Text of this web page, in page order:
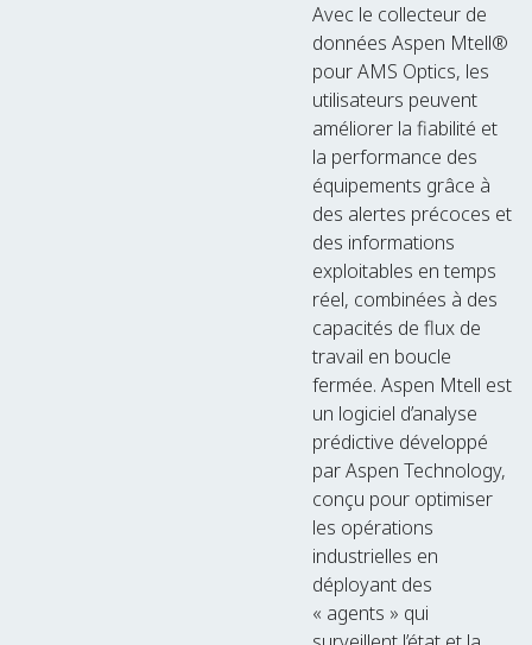
Avec le collecteur de
données Aspen Mtell®
pour AMS Optics, les
utilisateurs peuvent
améliorer la fiabilité et
la performance des
équipements grâce à
des alertes précoces et
des informations
exploitables en temps
réel, combinées à des
capacités de flux de
travail en boucle
fermée. Aspen Mtell est
un logiciel d’analyse
prédictive développé
par Aspen Technology,
conçu pour optimiser
les opérations
industrielles en
déployant des
« agents » qui